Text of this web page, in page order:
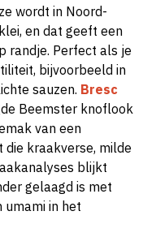
wordt in Noord-
en dat geeft een
randje. Perfect als je
bijvoorbeeld in
sauzen. Bresc
Beemster knoflook
van een
kraakverse, milde
blijkt
gelaagd is met
in het